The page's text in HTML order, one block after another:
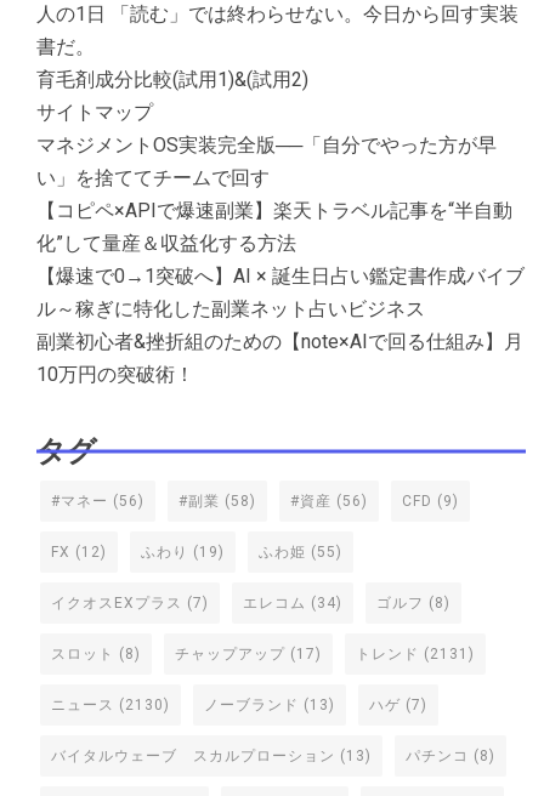
人の1日 「読む」では終わらせない。今日から回す実装
書だ。
育毛剤成分比較(試用1)&(試用2)
サイトマップ
マネジメントOS実装完全版──「自分でやった方が早
い」を捨ててチームで回す
【コピペ×APIで爆速副業】楽天トラベル記事を“半自動
化”して量産＆収益化する方法
【爆速で0→1突破へ】AI × 誕生日占い鑑定書作成バイブ
ル～稼ぎに特化した副業ネット占いビジネス
副業初心者&挫折組のための【note×AIで回る仕組み】月
10万円の突破術！
タグ
#マネー (56) #副業 (58) #資産 (56) CFD (9)
FX (12) ふわり (19) ふわ姫 (55)
イクオスEXプラス (7) エレコム (34) ゴルフ (8)
スロット (8) チャップアップ (17) トレンド (2131)
ニュース (2130) ノーブランド (13) ハゲ (7)
バイタルウェーブ スカルプローション (13) パチンコ (8)